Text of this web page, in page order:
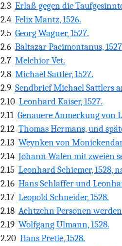
2.3 Erlaß gegen die
2.4 Felix Mantz, 1526.
2.5 Georg Wagner, 1527.
2.6 Baltazar Pacimontanus,
2.7 Melchior Vet.
2.8 Michael Sattler, 1527.
2.9 Sendbrief Michael Sattlers
2.10 Leonhard Kaiser, 1527.
2.11 Genauere Anmerkung von
2.12 Thomas Hermans, und
2.13 Weynken von
2.14 Johann Walen mit zweien
2.15 Leonhard Schiemer, 1528,
2.16 Hans Schlaffer und
2.17 Leopold Schneider, 1528.
2.18 Achtzehn Personen
2.19 Wolfgang Ulmann, 1528.
2.20 Hans Pretle, 1528.